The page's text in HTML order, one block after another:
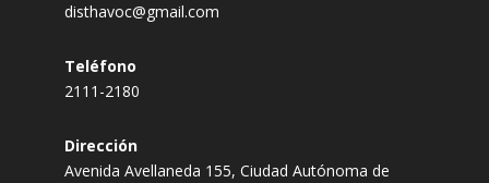
disthavoc@gmail.com
Teléfono
2111-2180
Dirección
Avenida Avellaneda 155, Ciudad Autónoma de